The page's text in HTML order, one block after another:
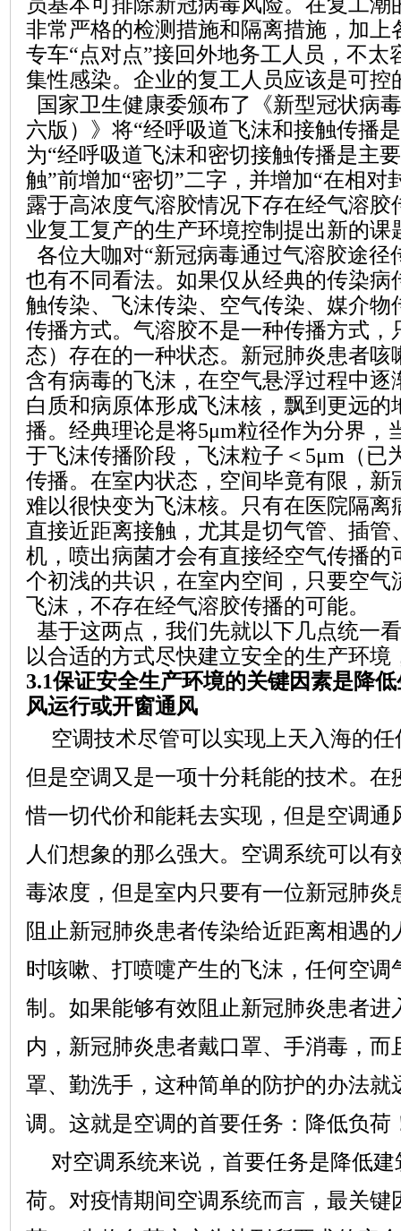
非常严格的检测措施和隔离措施，加上
专车“点对点”接回外地务工人员， 不太
集性感染。企业的复工人员应该是可控
国家卫生健康委颁布了 《新型冠状病
六版）》 将“经呼吸道飞沫和接触传播
为“经呼吸道飞沫和密切接触传播是主
触”前增加“密切”二字，并增加“在相对
露于高浓度气溶胶情况下存在经气溶胶
业复工复产的生产环境控制提出新的课
各位大咖对“新冠病毒通过气溶胶途径
也有不同看法。如果仅从经典的传染病
触传染、飞沫传染、空气传染、媒介物
传播方式。气溶胶不是一种传播方式，
态）存在的一种状态。新冠肺炎患者咳
含有病毒的飞沫，在空气悬浮过程中逐
白质和病原体形成飞沫核，飘到更远的
播。经典理论是将5μm粒径作为分界，
于飞沫传播阶段，飞沫粒子＜ 5μm（已
传播。在室内状态，空间毕竟有限， 新
难以很快变为飞沫核。只有在医院隔离
直接近距离接触，尤其是切气管、插管
机，喷出病菌才会有直接经空气传播的
个初浅的共识，在室内空间，只要空气
飞沫，不存在经气溶胶传播的可能。
基于这两点，我们先就以下几点统一
以合适的方式尽快建立安全的生产环
3.1保证安全生产环境的关键因素是降
风运行或开窗通风
空调技术尽管可以实现上天入海的
但是空调 又 是一项十分耗能的技术。在
惜一切代价和能耗去实现，但是空调通
人们想象的那么强大。空调系统可以有
毒浓度，但是室内只要有一位新冠肺炎
阻止新冠肺炎患者传染给近距离相遇
时咳嗽、打喷嚏产生的飞沫，任何空调
制。如果能够有效阻止新冠肺炎患者进
内，新冠肺炎患者戴口罩、手消毒，而
罩、勤洗手，这种简单的防护的办法就
调。这就是空调的首要任务：降低负荷
对空调系统来说，首要任务是降低
荷。对疫情期间空调系统而言 ，最关